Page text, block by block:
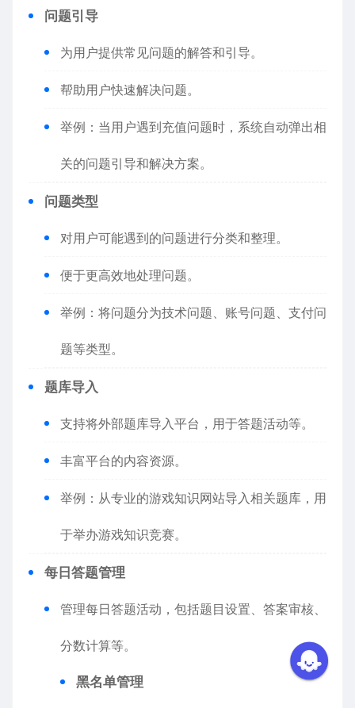
问题引导
为用户提供常见问题的解答和引导。
帮助用户快速解决问题。
举例：当用户遇到充值问题时，系统自动弹出相
关的问题引导和解决方案。
问题类型
对用户可能遇到的问题进行分类和整理。
便于更高效地处理问题。
举例：将问题分为技术问题、账号问题、支付问
题等类型。
题库导入
支持将外部题库导入平台，用于答题活动等。
丰富平台的内容资源。
举例：从专业的游戏知识网站导入相关题库，用
于举办游戏知识竞赛。
每日答题管理
管理每日答题活动，包括题目设置、答案审核、
分数计算等。
黑名单管理